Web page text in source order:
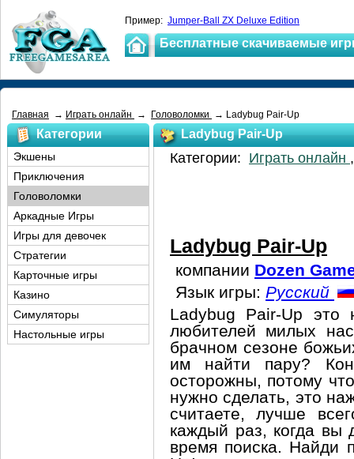
Пример: Jumper-Ball ZX Deluxe Edition
Бесплатные скачиваемые
Главная → Играть онлайн → Головоломки → Ladybug Pair-Up
Ladybug Pair-Up
Категории: Играть онлайн
Ladybug Pair-Up
компании Dozen
Язык игры: Русский
Ladybug Pair-Up это
любителей милых
брачном сезоне
им найти пару?
осторожны, потому
нужно сделать, это
считаете, лучше
каждый раз, когда вы
время поиска. Найди
Категории
Экшены
Приключения
Головоломки
Аркадные Игры
Игры для девочек
Стратегии
Карточные игры
Казино
Симуляторы
Настольные игры